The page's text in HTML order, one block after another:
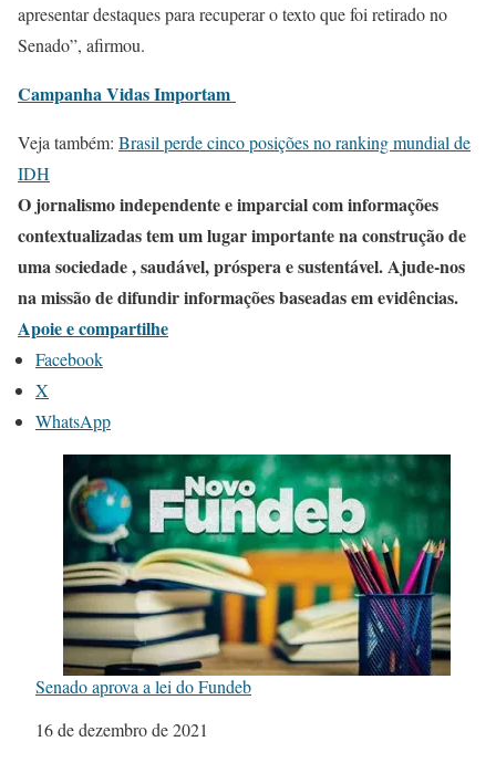
apresentar destaques para recuperar o texto que foi retirado no
Senado”, afirmou.
Campanha Vidas Importam
Veja também: Brasil perde cinco posições no ranking mundial de
IDH
O jornalismo independente e imparcial com informações
contextualizadas tem um lugar importante na construção de
uma sociedade , saudável, próspera e sustentável. Ajude-nos
na missão de difundir informações baseadas em evidências.
Apoie e compartilhe
Facebook
X
WhatsApp
Senado aprova a lei do Fundeb
Data
16 de dezembro de 2021